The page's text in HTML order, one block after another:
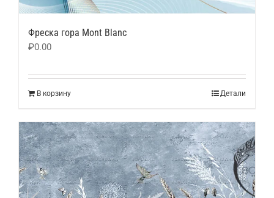
Фреска гора Mont Blanc
₽0.00
В корзину Детали